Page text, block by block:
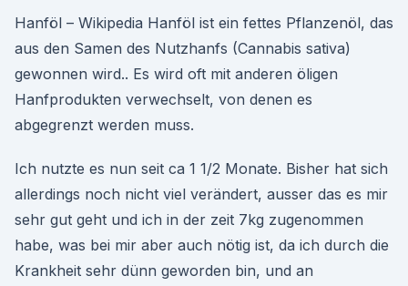
Hanföl – Wikipedia Hanföl ist ein fettes Pflanzenöl, das
aus den Samen des Nutzhanfs (Cannabis sativa)
gewonnen wird.. Es wird oft mit anderen öligen
Hanfprodukten verwechselt, von denen es
abgegrenzt werden muss.
Ich nutzte es nun seit ca 1 1/2 Monate. Bisher hat sich
allerdings noch nicht viel verändert, ausser das es mir
sehr gut geht und ich in der zeit 7kg zugenommen
habe, was bei mir aber auch nötig ist, da ich durch die
Krankheit sehr dünn geworden bin, und an